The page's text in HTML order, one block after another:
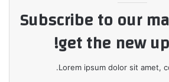
Subscribe to our
get the new
Lorem ipsum dolor sit amet,